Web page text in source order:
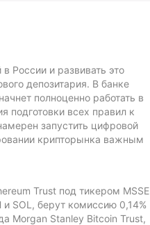
России и развивать это
депозитария. В банке
полноценно работать в
подготовки всех правил к
запустить цифровой
крипторынка важным
Trust под тикером MSSE
SOL, берут комиссию 0,14%
Morgan Stanley Bitcoin Trust,